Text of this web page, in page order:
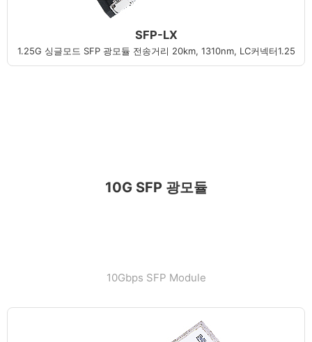
SFP-LX
1.25G 싱글모드 SFP 광모듈 전송거리 20km, 1310nm, LC커넥터1.25
10G SFP 광모듈
10Gbps SFP Module